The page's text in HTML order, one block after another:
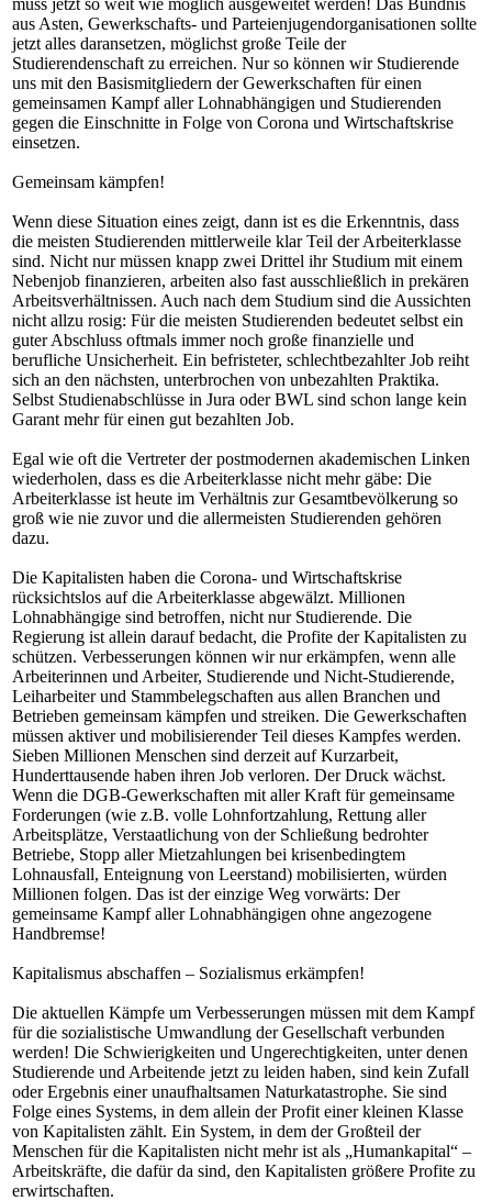
muss jetzt so weit wie möglich ausgeweitet werden! Das Bündnis
aus Asten, Gewerkschafts- und Parteienjugendorganisationen sollte
jetzt alles daransetzen, möglichst große Teile der
Studierendenschaft zu erreichen. Nur so können wir Studierende
uns mit den Basismitgliedern der Gewerkschaften für einen
gemeinsamen Kampf aller Lohnabhängigen und Studierenden
gegen die Einschnitte in Folge von Corona und Wirtschaftskrise
einsetzen.
Gemeinsam kämpfen!
Wenn diese Situation eines zeigt, dann ist es die Erkenntnis, dass
die meisten Studierenden mittlerweile klar Teil der Arbeiterklasse
sind. Nicht nur müssen knapp zwei Drittel ihr Studium mit einem
Nebenjob finanzieren, arbeiten also fast ausschließlich in prekären
Arbeitsverhältnissen. Auch nach dem Studium sind die Aussichten
nicht allzu rosig: Für die meisten Studierenden bedeutet selbst ein
guter Abschluss oftmals immer noch große finanzielle und
berufliche Unsicherheit. Ein befristeter, schlechtbezahlter Job reiht
sich an den nächsten, unterbrochen von unbezahlten Praktika.
Selbst Studienabschlüsse in Jura oder BWL sind schon lange kein
Garant mehr für einen gut bezahlten Job.
Egal wie oft die Vertreter der postmodernen akademischen Linken
wiederholen, dass es die Arbeiterklasse nicht mehr gäbe: Die
Arbeiterklasse ist heute im Verhältnis zur Gesamtbevölkerung so
groß wie nie zuvor und die allermeisten Studierenden gehören
dazu.
Die Kapitalisten haben die Corona- und Wirtschaftskrise
rücksichtslos auf die Arbeiterklasse abgewälzt. Millionen
Lohnabhängige sind betroffen, nicht nur Studierende. Die
Regierung ist allein darauf bedacht, die Profite der Kapitalisten zu
schützen. Verbesserungen können wir nur erkämpfen, wenn alle
Arbeiterinnen und Arbeiter, Studierende und Nicht-Studierende,
Leiharbeiter und Stammbelegschaften aus allen Branchen und
Betrieben gemeinsam kämpfen und streiken. Die Gewerkschaften
müssen aktiver und mobilisierender Teil dieses Kampfes werden.
Sieben Millionen Menschen sind derzeit auf Kurzarbeit,
Hunderttausende haben ihren Job verloren. Der Druck wächst.
Wenn die DGB-Gewerkschaften mit aller Kraft für gemeinsame
Forderungen (wie z.B. volle Lohnfortzahlung, Rettung aller
Arbeitsplätze, Verstaatlichung von der Schließung bedrohter
Betriebe, Stopp aller Mietzahlungen bei krisenbedingtem
Lohnausfall, Enteignung von Leerstand) mobilisierten, würden
Millionen folgen. Das ist der einzige Weg vorwärts: Der
gemeinsame Kampf aller Lohnabhängigen ohne angezogene
Handbremse!
Kapitalismus abschaffen – Sozialismus erkämpfen!
Die aktuellen Kämpfe um Verbesserungen müssen mit dem Kampf
für die sozialistische Umwandlung der Gesellschaft verbunden
werden! Die Schwierigkeiten und Ungerechtigkeiten, unter denen
Studierende und Arbeitende jetzt zu leiden haben, sind kein Zufall
oder Ergebnis einer unaufhaltsamen Naturkatastrophe. Sie sind
Folge eines Systems, in dem allein der Profit einer kleinen Klasse
von Kapitalisten zählt. Ein System, in dem der Großteil der
Menschen für die Kapitalisten nicht mehr ist als „Humankapital“ –
Arbeitskräfte, die dafür da sind, den Kapitalisten größere Profite zu
erwirtschaften.